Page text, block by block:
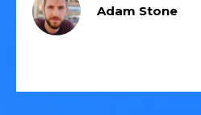
Adam Stone